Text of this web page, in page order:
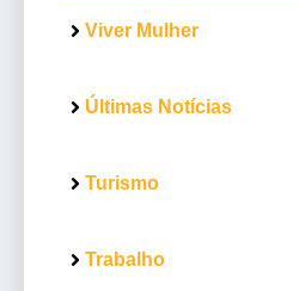
Viver Mulher
Últimas Notícias
Turismo
Trabalho